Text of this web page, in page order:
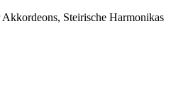
Steirische Harmonikas